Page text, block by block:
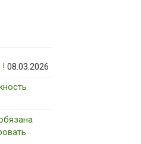
! 08.03.2026